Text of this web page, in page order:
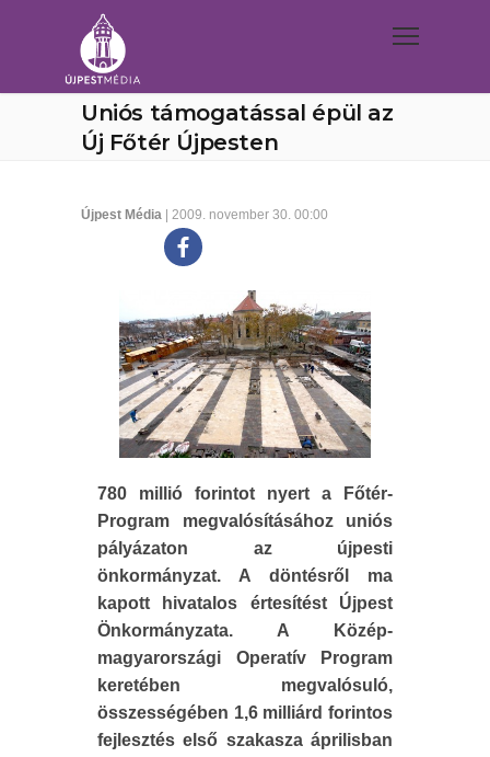
Uniós támogatással épül az
Új Főtér Újpesten
Újpest Média | 2009. november 30. 00:00
780 millió forintot nyert a Főtér-
Program megvalósításához uniós
pályázaton az újpesti
önkormányzat. A döntésről ma
kapott hivatalos értesítést Újpest
Önkormányzata. A Közép-
magyarországi Operatív Program
keretében megvalósuló,
összességében 1,6 milliárd forintos
fejlesztés első szakasza áprilisban